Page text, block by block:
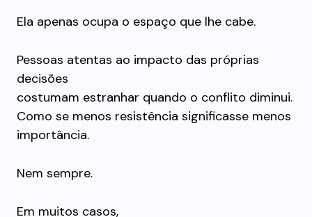
Ela apenas ocupa o espaço que lhe cabe.
Pessoas atentas ao impacto das próprias
decisões
costumam estranhar quando o conflito diminui.
Como se menos resistência significasse menos
importância.
Nem sempre.
Em muitos casos,